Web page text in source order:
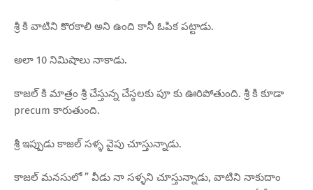
శ్రీ కి వాటిని కొరకాలి అని ఉంది కానీ ఓపిక పట్టాడు.
అలా 10 నిమిషాలు నాకాడు.
కాజల్ కి మాత్రం శ్రీ చేస్తున్న చేస్ఠలకు పూ కు ఊరిపోతుంది. శ్రీ కి కూడా
precum కారుతుంది.
శ్రీ ఇప్పుడు కాజల్ సళ్ళ వైపు చూస్తున్నాడు.
కాజల్ మనసులో ” వీడు నా సళ్ళని చూస్తున్నాడు, వాటిని నాకుదాం